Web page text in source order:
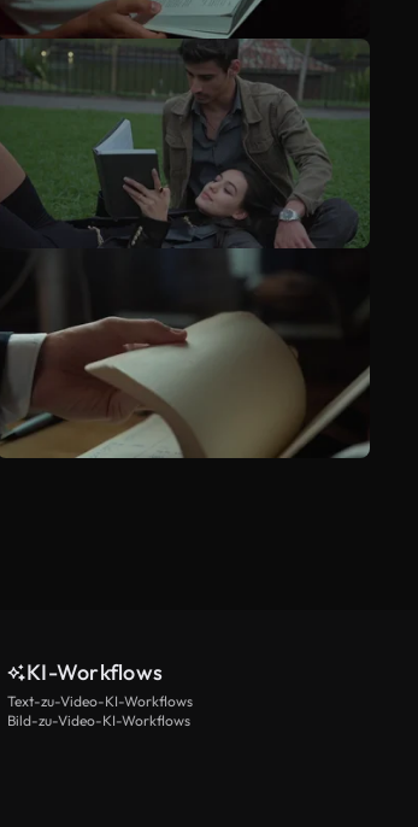
KI-Workflows
Text-zu-Video-KI-Workflows
Bild-zu-Video-KI-Workflows